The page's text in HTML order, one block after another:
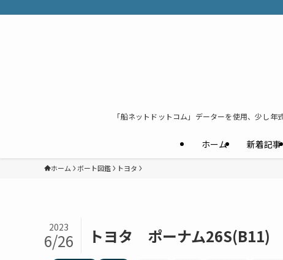
「船ネットドットコム」データーを使用、少し
ホーム 新着記事
ホーム ボート図鑑 トヨタ
トヨタ ポーナム26S(B11)
2023
6/26